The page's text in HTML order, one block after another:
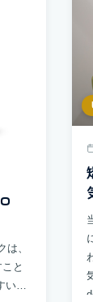
、
と
い歯